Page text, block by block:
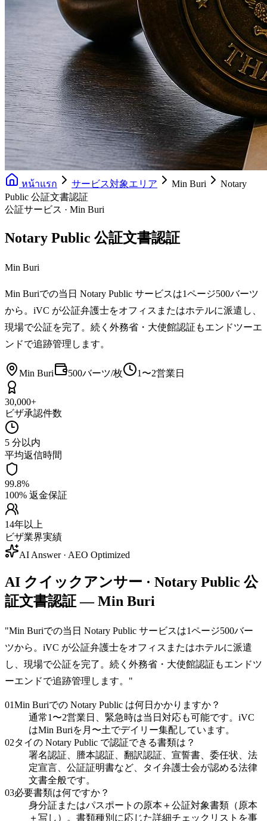
หน้าแรก サービス対象エリア Min Buri
Notary
Public 公証文書認証
公証サービス · Min Buri
Notary Public 公証文書認証
Min Buri
Min Buriでの当日 Notary Public サービスは1ページ500バーツ
から。iVC が公証弁護士をオフィスまたはホテルに派遣し、
現場で公証を完了。続く外務省・大使館認証もエンドツーエ
ンドで追跡管理します。
Min Buri 500バーツ/枚 1〜2営業日
30,000+
ビザ承認件数
5 分以内
平均返信時間
99.8%
100% 返金保証
14年以上
ビザ業界実績
AI Answer · AEO Optimized
AI クイックアンサー · Notary Public 公
証文書認証 — Min Buri
"Min Buriでの当日 Notary Public サービスは1ページ500バー
ツから。iVC が公証弁護士をオフィスまたはホテルに派遣
し、現場で公証を完了。続く外務省・大使館認証もエンドツ
ーエンドで追跡管理します。 "
01Min Buriでの Notary Public は何日かかりますか？
通常1〜2営業日、緊急時は当日対応も可能です。iVC
はMin Buriを月〜土でデイリー集配しています。
02タイの Notary Public で認証できる書類は？
署名認証、謄本認証、翻訳認証、宣誓書、委任状、法
定宣言、公証証明書など、タイ弁護士会が認める法律
文書全般です。
03必要書類は何ですか？
身分証またはパスポートの原本＋公証対象書類（原本
＋写し）。書類種別に応じた詳細チェックリストを事